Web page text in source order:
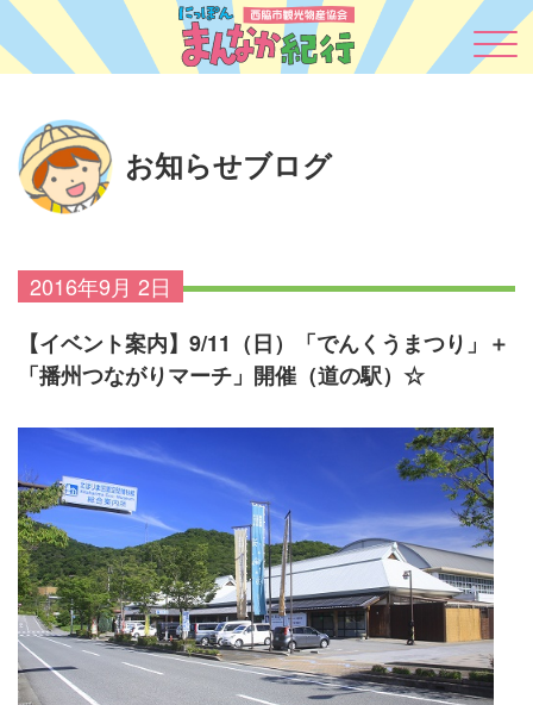
お知らせブログ
【イベント案内】9/11（日）「でんくうまつり」＋
「播州つながりマーチ」開催（道の駅）☆
2016年9月 2日